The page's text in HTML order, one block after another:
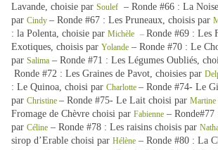
Lavande, choisie par Soulef – Ronde #66 : La
par Cindy – Ronde #67 : Les Pruneaux, choisis par
: la Polenta, choisie par Michèle – Ronde #69 : Les
Exotiques, choisis par Yolande – Ronde #70 : Le
par Salima – Ronde #71 : Les Légumes Oubliés,
Ronde #72 : Les Graines de Pavot, choisies par
: Le Quinoa, choisi par Charlotte – Ronde #74- Le
par Christine – Ronde #75- Le Lait choisi par Martine
Fromage de Chèvre choisi par Fabienne –
par Céline – Ronde #78 : Les raisins choisis par
sirop d’Erable choisi par Hélène – Ronde #80 : La